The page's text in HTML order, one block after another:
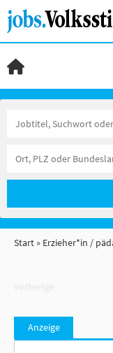
Start Erzieher*in /
Anzeige